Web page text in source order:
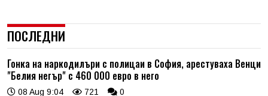
ПОСЛЕДНИ
Гонка на наркодилъри с полицаи в София, арестуваха Венци
"Белия негър" с 460 000 евро в него
08 Aug 9:04 721 0